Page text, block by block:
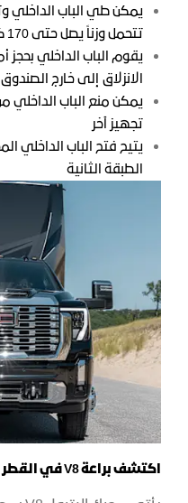
يمكن طي الباب الداخلي
تتحمل وزناً يصل حتى 170 كج
يقوم الباب الداخلي بحجز
الانزلاق إلى خارج الصندوق
يمكن منع الباب الداخلي
تجهيز آخر
يتيح فتح الباب الداخلي
الطبقة الثانية
اكتشفبراعةV8في القطر